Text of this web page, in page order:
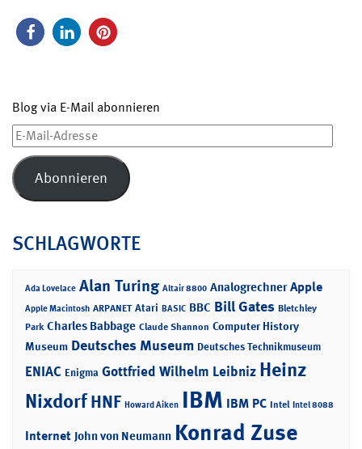
Blog via E-Mail abonnieren
E-
Mail-
Adresse
Abonnieren
SCHLAGWORTE
Ada Lovelace Alan Turing Altair 8800 Analogrechner Apple
Apple Macintosh ARPANET Atari BASIC BBC Bill Gates Bletchley
Park Charles Babbage Claude Shannon Computer History
Museum Deutsches Museum Deutsches Technikmuseum
ENIAC Enigma Gottfried Wilhelm Leibniz Heinz
NixdorfHNF Howard Aiken IBM IBM PC Intel Intel 8088
Internet John von Neumann Konrad Zuse